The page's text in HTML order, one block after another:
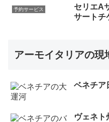
予約サービス
セリエA
サートチ
アーモイタリアの現
ベネチア
ヴェネト